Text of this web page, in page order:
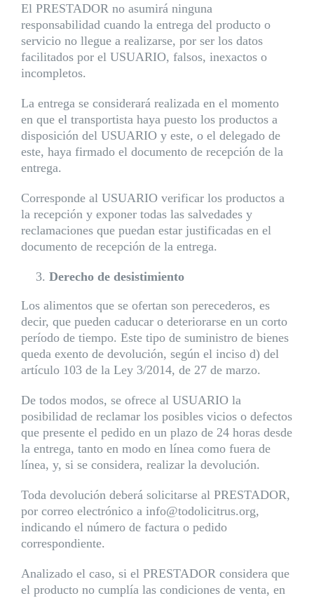
El PRESTADOR no asumirá ninguna
responsabilidad cuando la entrega del producto o
servicio no llegue a realizarse, por ser los datos
facilitados por el USUARIO, falsos, inexactos o
incompletos.
La entrega se considerará realizada en el momento
en que el transportista haya puesto los productos a
disposición del USUARIO y este, o el delegado de
este, haya firmado el documento de recepción de la
entrega.
Corresponde al USUARIO verificar los productos a
la recepción y exponer todas las salvedades y
reclamaciones que puedan estar justificadas en el
documento de recepción de la entrega.
Derecho de desistimiento
Los alimentos que se ofertan son perecederos, es
decir, que pueden caducar o deteriorarse en un corto
período de tiempo. Este tipo de suministro de bienes
queda exento de devolución, según el inciso d) del
artículo 103 de la Ley 3/2014, de 27 de marzo.
De todos modos, se ofrece al USUARIO la
posibilidad de reclamar los posibles vicios o defectos
que presente el pedido en un plazo de 24 horas desde
la entrega, tanto en modo en línea como fuera de
línea, y, si se considera, realizar la devolución.
Toda devolución deberá solicitarse al PRESTADOR,
por correo electrónico a info@todolicitrus.org,
indicando el número de factura o pedido
correspondiente.
Analizado el caso, si el PRESTADOR considera que
el producto no cumplía las condiciones de venta, en